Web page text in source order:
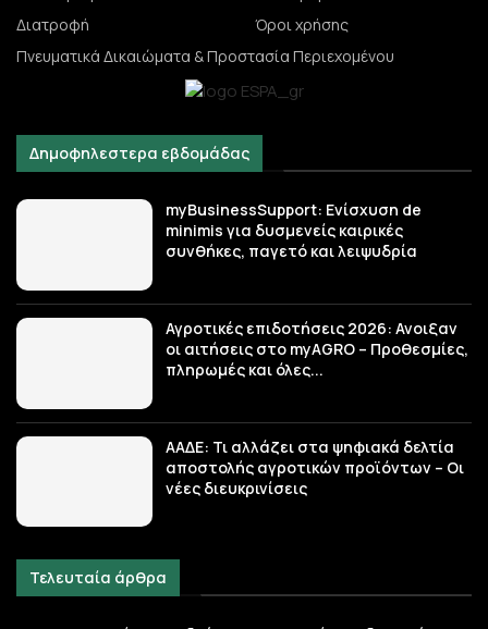
Διατροφή
Όροι χρήσης
Πνευματικά Δικαιώματα & Προστασία Περιεχομένου
Δημοφηλεστερα εβδομάδας
myBusinessSupport: Ενίσχυση de
minimis για δυσμενείς καιρικές
συνθήκες, παγετό και λειψυδρία
Αγροτικές επιδοτήσεις 2026: Ανοιξαν
οι αιτήσεις στο myAGRO – Προθεσμίες,
πληρωμές και όλες...
ΑΑΔΕ: Τι αλλάζει στα ψηφιακά δελτία
αποστολής αγροτικών προϊόντων – Οι
νέες διευκρινίσεις
Τελευταία άρθρα